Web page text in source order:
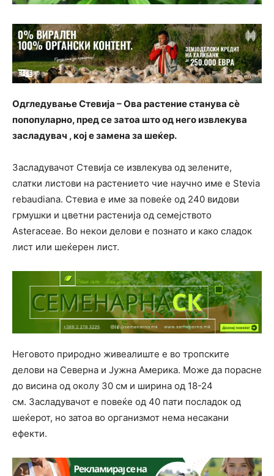
Одгледување Стевија – Ова растение станува сè
попопуларно, пред се затоа што од него извлекува
засладувач , кој е замена за шеќер.
Засладувачот Стевија се извлекува од зелените,
слатки листови на растението чие научно име е Stevia
rebaudiana. Стевиа е име за повеќе од 240 видови
грмушки и цветни растенија од семејството
Asteraceae. Во некои делови е познато и како сладок
лист или шеќерен лист.
Неговото природно живеалиште е во тропските
делови на Северна и Јужна Америка. Може да порасне
до висина од околу 30 см и ширина од 18-24
см. Засладувачот е повеќе од 40 пати посладок од
шеќерот, но затоа во организмот нема несакани
ефекти.